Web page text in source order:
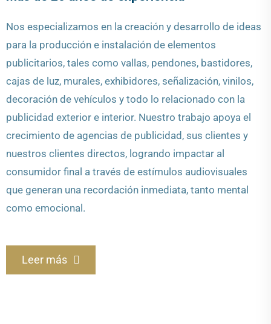
Nos especializamos en la creación y desarrollo de ideas
para la producción e instalación de elementos
publicitarios, tales como vallas, pendones, bastidores,
cajas de luz, murales, exhibidores, señalización, vinilos,
decoración de vehículos y todo lo relacionado con la
publicidad exterior e interior. Nuestro trabajo apoya el
crecimiento de agencias de publicidad, sus clientes y
nuestros clientes directos, logrando impactar al
consumidor final a través de estímulos audiovisuales
que generan una recordación inmediata, tanto mental
como emocional.
Leer más